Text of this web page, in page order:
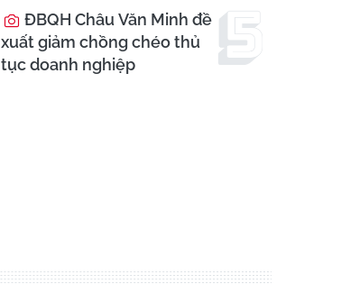
ĐBQH Châu Văn Minh đề
xuất giảm chồng chéo thủ
tục doanh nghiệp